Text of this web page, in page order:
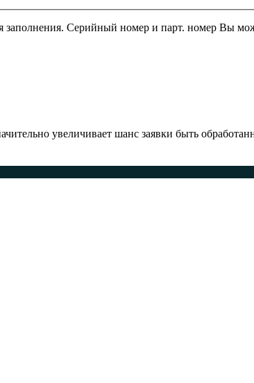
заполнения. Серийный номер и парт. номер Вы
увеличивает шанс заявки быть